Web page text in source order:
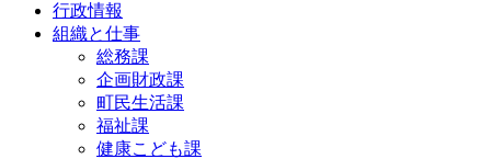
行政情報
組織と仕事
総務課
企画財政課
町民生活課
福祉課
健康こども課